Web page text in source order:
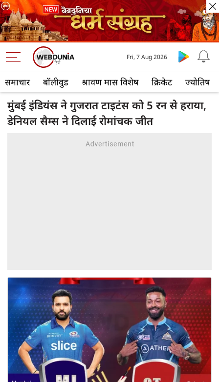
समाचार बॉलीवुड श्रावण मास विशेष क्रिकेट ज्योतिष
Fri, 7 Aug 2026
मुंबई इंडियंस ने गुजरात टाइटंस को 5 रन से हराया,
डेनियल सैम्स ने दिलाई रोमांचक जीत